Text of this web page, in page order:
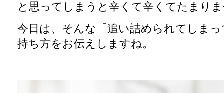
と思ってしまうと辛くて辛くてたまり
今日は、そんな「追い詰められてしま
持ち方をお伝えしますね。